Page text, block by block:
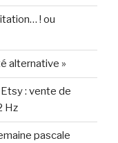
! ou
alternative »
: vente de
Hz
pascale